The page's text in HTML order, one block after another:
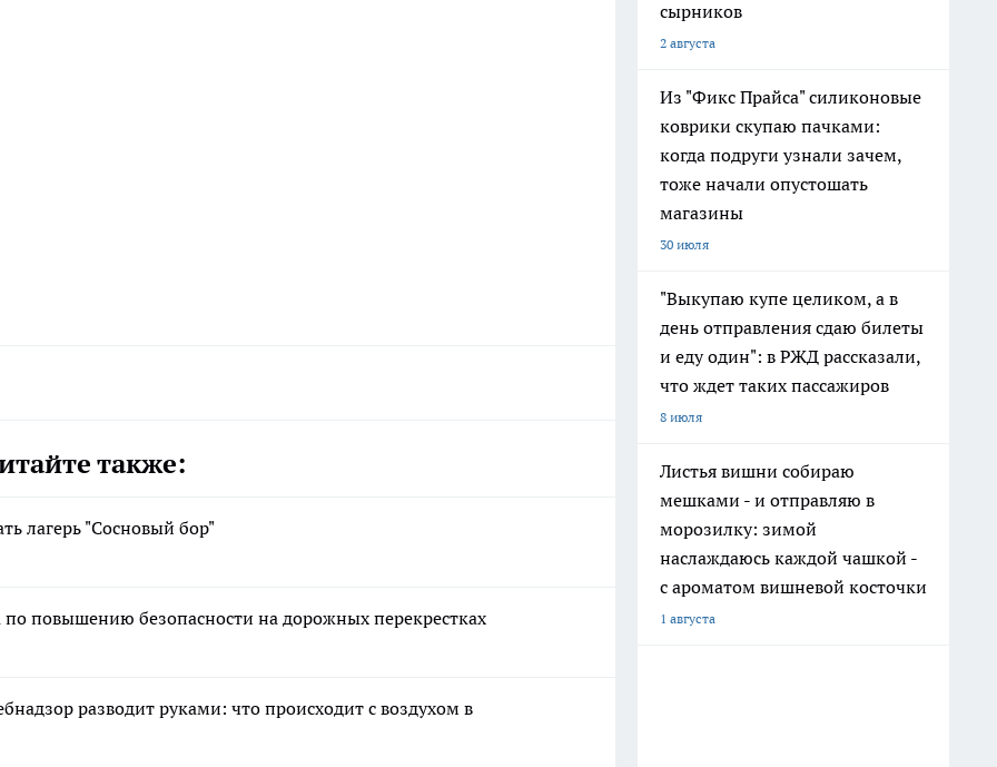
также:
лагерь "Сосновый бор"
повышению безопасности на дорожных перекрестках
разводит руками: что происходит с воздухом в
сырников
2 августа
Из "Фикс Прайса" силиконовые
коврики скупаю пачками:
когда подруги узнали зачем,
тоже начали опустошать
магазины
30 июля
"Выкупаю купе целиком, а в
день отправления сдаю билеты
и еду один": в РЖД рассказали,
что ждет таких пассажиров
8 июля
Листья вишни собираю
мешками - и отправляю в
морозилку: зимой
наслаждаюсь каждой чашкой -
с ароматом вишневой косточки
1 августа